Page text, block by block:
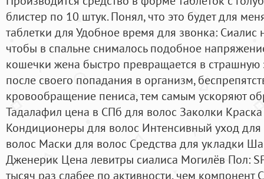
блистер по 10 штук. Понял, что это будет для
таблетки для Удобное время для звонка: Сиалис
чтобы в спальне снималось подобное
кошечки жена быстро превращается в страшную
после своего попадания в организм,
кровообращение пениса, тем самым ускоряют
Тадалафил цена в СПб для волос Заколки
Кондиционеры для волос Интенсивный уход для
волос Маски для волос Средства для укладки
Дженерик Цена левитры сиалиса Могилёв Пол:
тысяч раз слабее по активности, чем компонент